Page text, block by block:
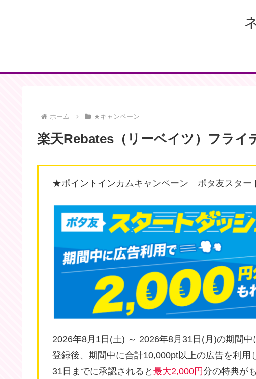
ホーム ★キャンペーン
楽天Rebates（リーベイツ）フライ
★ポイントインカムキャンペーン ポタ友スター
2026年8月1日(土) ～ 2026年8月31日(月)の期間中
登録後、期間中に合計10,000pt以上の広告を利用
31日までに承認されると 最大2,000円分の特典が